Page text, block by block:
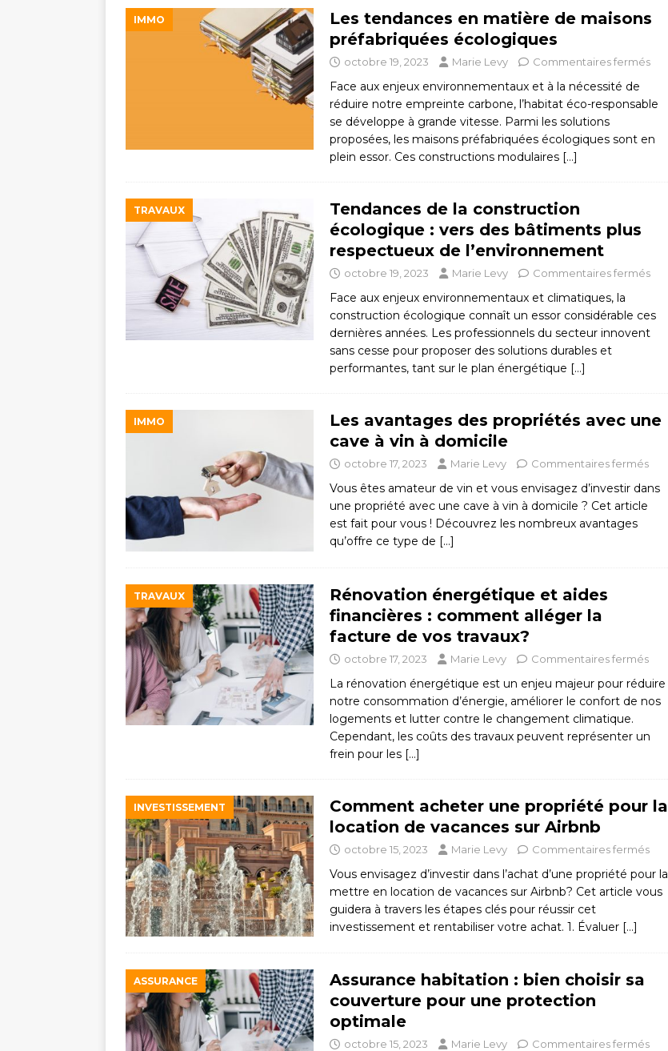
IMMO
Les tendances en matière de maisons
préfabriquées écologiques
octobre 19, 2023 Marie Levy Commentaires fermés
Face aux enjeux environnementaux et à la nécessité de
réduire notre empreinte carbone, l’habitat éco-responsable
se développe à grande vitesse. Parmi les solutions
proposées, les maisons préfabriquées écologiques sont en
plein essor. Ces constructions modulaires […]
TRAVAUX
Tendances de la construction
écologique : vers des bâtiments plus
respectueux de l’environnement
octobre 19, 2023 Marie Levy Commentaires fermés
Face aux enjeux environnementaux et climatiques, la
construction écologique connaît un essor considérable ces
dernières années. Les professionnels du secteur innovent
sans cesse pour proposer des solutions durables et
performantes, tant sur le plan énergétique […]
IMMO
Les avantages des propriétés avec une
cave à vin à domicile
octobre 17, 2023 Marie Levy Commentaires fermés
Vous êtes amateur de vin et vous envisagez d’investir dans
une propriété avec une cave à vin à domicile ? Cet article
est fait pour vous ! Découvrez les nombreux avantages
qu’offre ce type de […]
TRAVAUX
Rénovation énergétique et aides
financières : comment alléger la
facture de vos travaux?
octobre 17, 2023 Marie Levy Commentaires fermés
La rénovation énergétique est un enjeu majeur pour réduire
notre consommation d’énergie, améliorer le confort de nos
logements et lutter contre le changement climatique.
Cependant, les coûts des travaux peuvent représenter un
frein pour les […]
INVESTISSEMENT
Comment acheter une propriété pour la
location de vacances sur Airbnb
octobre 15, 2023 Marie Levy Commentaires fermés
Vous envisagez d’investir dans l’achat d’une propriété pour la
mettre en location de vacances sur Airbnb? Cet article vous
guidera à travers les étapes clés pour réussir cet
investissement et rentabiliser votre achat. 1. Évaluer […]
ASSURANCE
Assurance habitation : bien choisir sa
couverture pour une protection
optimale
octobre 15, 2023 Marie Levy Commentaires fermés